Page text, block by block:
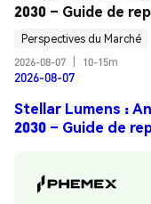
2030 – Guide de
Perspectives du Marché
2026-08-07
10-15m
2026-08-07
Stellar Lumens :
2030 – Guide de